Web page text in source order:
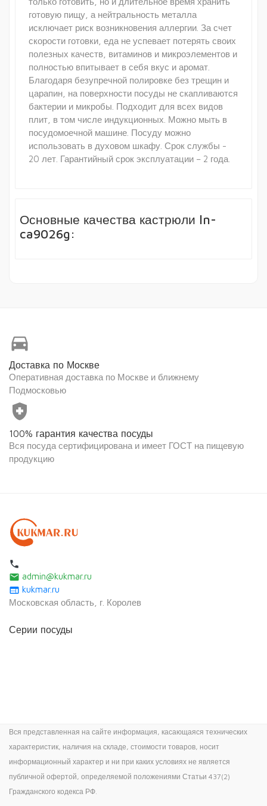
готовую пищу, а нейтральность металла
исключает риск возникновения аллергии. За счет
скорости готовки, еда не успевает потерять своих
полезных качеств, витаминов и микроэлементов и
полностью впитывает в себя вкус и аромат.
Благодаря безупречной полировке без трещин и
царапин, на поверхности посуды не скапливаются
бактерии и микробы. Подходит для всех видов
плит, в том числе индукционных. Можно мыть в
посудомоечной машине. Посуду можно
использовать в духовом шкафу. Срок службы -
20 лет. Гарантийный срок эксплуатации – 2 года.
Основные качества кастрюли ln-
ca9026g:
directions_car
Доставка по Москве
Оперативная доставка по Москве и ближнему
Подмосковью
health_and_safety
100% гарантия качества посуды
Вся посуда сертифицирована и имеет ГОСТ на пищевую
продукцию
local_phone
email admin@kukmar.ru
web kukmar.ru
Московская область, г. Королев
Серии посуды
Вся представленная на сайте информация, касающаяся технических
характеристик, наличия на складе, стоимости товаров, носит
информационный характер и ни при каких условиях не является
публичной офертой, определяемой положениями Статьи 437(2)
Гражданского кодекса РФ.